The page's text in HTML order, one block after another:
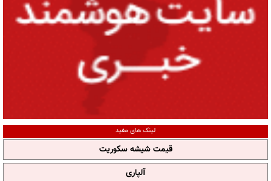
لینک های مفید
قیمت شیشه سکوریت
آلپاری